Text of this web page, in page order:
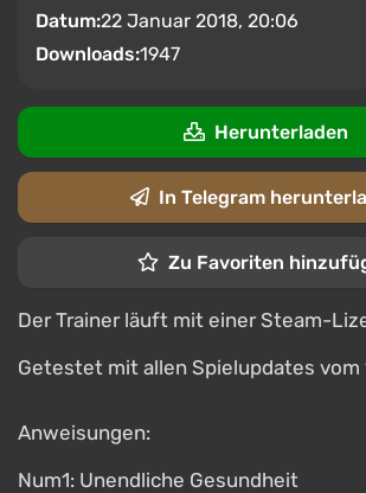
Datum:22 Januar 2018, 20:06
Downloads:1947
Herunterladen
In Telegram
Zu Favoriten
Der Trainer läuft mit einer Steam-
Getestet mit allen Spielupdates vom
Anweisungen:
Num1: Unendliche Gesundheit